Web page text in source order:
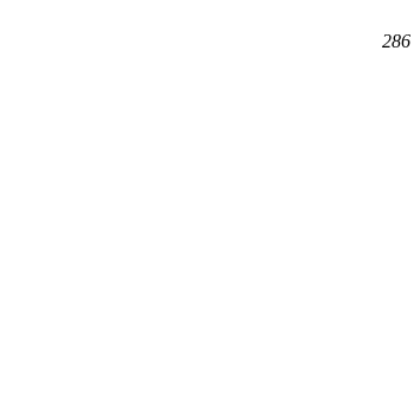
286